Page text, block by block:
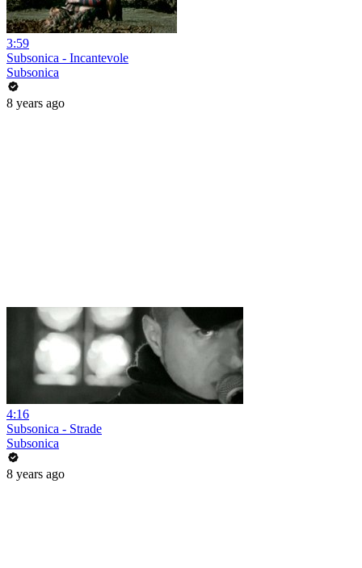
3:59
Subsonica - Incantevole
Subsonica
8 years ago
4:16
Subsonica - Strade
Subsonica
8 years ago